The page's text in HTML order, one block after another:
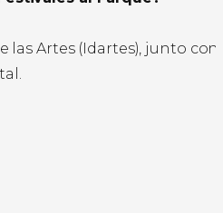
las Artes (Idartes), junto con